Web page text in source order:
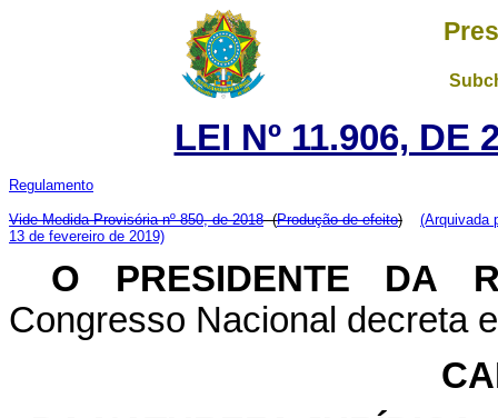
LEI Nº 11.906, DE
Regulamento
Vide Medida Provisória nº 850, de 2018(Produção de efeito)
(Arquivada
13 de fevereiro de 2019)
O PRESIDENTE DA
Congresso Nacional decreta